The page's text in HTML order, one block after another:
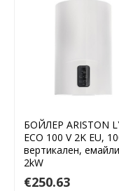
БОЙЛЕР ARISTON
ECO 100 V 2K EU,
вертикален,
2kW
€250.63